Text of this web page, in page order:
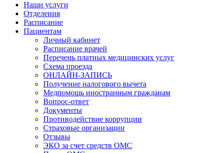
Наши услуги
Отделения
Расписание
Пациентам
Личный кабинет
Расписание врачей
Перечень платных медицинских услуг
Схема проезда
ОНЛАЙН-ЗАПИСЬ
Получение налогового вычета
Медпомощь иностранным гражданам
Вопрос-ответ
Документы
Противодействие коррупции
Страховые организации
Отзывы
ЭКО за счет средств ОМС